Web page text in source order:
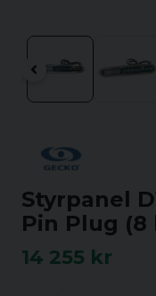
Styrpanel
Pin Plug
14 255 kr